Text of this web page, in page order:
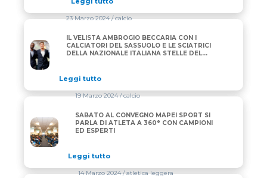
IL VELISTA AMBROGIO BECCARIA CON I
23 Marzo 2024/ calcio
IL VELISTA AMBROGIO BECCARIA CON I
CALCIATORI DEL SASSUOLO E LE SCIATRICI
DELLA NAZIONALE ITALIANA STELLE DEL
Leggi tutto
SABATO AL CONVEGNO MAPEI SPORT SI PARLA DI
19 Marzo 2024/ calcio
SABATO AL CONVEGNO MAPEI SPORT SI
PARLA DI ATLETA A 360° CON CAMPIONI
ED ESPERTI
Leggi tutto
14 Marzo 2024/ atletica leggera